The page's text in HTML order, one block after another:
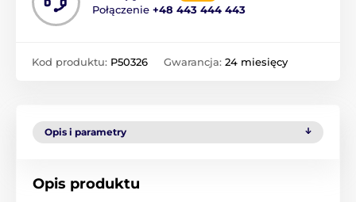
Połączenie +48 443 444 443
Kod produktu: P50326 Gwarancja: 24 miesięcy
Opis i parametry
Opis produktu